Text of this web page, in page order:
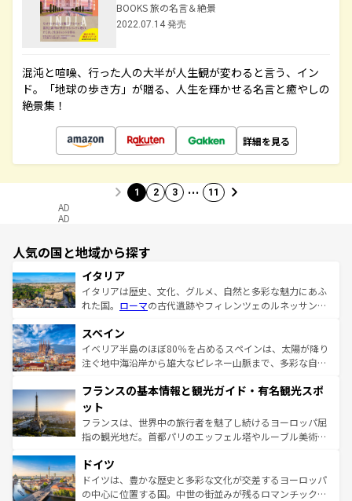
BOOKS 旅の名言＆絶景
2022.07.14 発売
混沌と喧噪、行った人の大半が人生観が変わると言う、イン
ド。「地球の歩き方」が贈る、人生を輝かせる名言と癒やしの
絶景集！
詳細を見る
1 2 3 … 11
AD
AD
人気の国と地域から探す
イタリア
イタリアは歴史、文化、グルメ、自然と多彩な魅力にあふ
れた国。 ローマの古代遺跡やフィレンツェのルネッサンス
ろん、トスカーナの美しい田園風景やアマルフィ海岸の絶
景など、自然景観も見逃せない。観光の合間には、本場の
ピザやパスタなど、絶品のイタリア料理を堪能することも
ませてくれるイタリアで、忘れられない旅をしてみよう！
なお、新着のイタリア情報は
しい。
スペイン
イベリア半島のほぼ80％を占めるスペインは、太陽が降り
注ぐ地中海沿岸から雄大なピレネー山脈まで、多彩な自然
文化が根付くこの国では、情熱的なフラメンコ、熱気あふ
れる闘牛、そして美味しいタパスが生活の一部となってい
る。首都マドリードの洗練された雰囲気や、バルセロナの
アートに溢れた街角から、地方では古代ローマ遺跡や中世
せる。地方によって風土や気候が異なるスペインはその個
性で訪れる人を魅了する。 なお、新着のスペイン情報は コ
ンテンツ一覧を参照してほしい。
フランスの基本情報と観光ガイド・有名観光スポ
ット
フランスは、世界中の旅行者を魅了し続けるヨーロッパ屈
指の観光地だ。首都パリのエッフェル塔やルーブル美術館
で、幅広い魅力が詰まっている。華麗な宮殿、歴史的な大
聖堂、美しいビーチ、そして豊かな自然が、訪れる者を心
から魅了する。また、フランスは美食の国としても知ら
ドイツ
ドイツは、豊かな歴史と多彩な文化が交差するヨーロッパ
の中心に位置する国。中世の街並みが残るロマンチック街